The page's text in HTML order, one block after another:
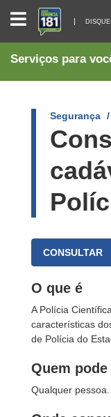
DISQUE-
DENÚNCIA
181
Serviços para
Segurança
CONSULTAR
O que é
A Polícia
características
de Polícia do
Quem
Qualquer pessoa.